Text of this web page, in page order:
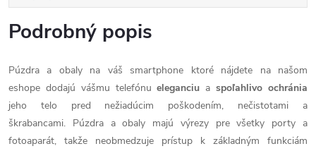
Podrobný popis
Púzdra a obaly na váš smartphone ktoré nájdete na našom
eshope dodajú vášmu telefónueleganciu aspoľahlivo ochránia
jeho telo pred nežiadúcim poškodením, nečistotami a
škrabancami. Púzdra a obaly majú výrezy pre všetky porty a
fotoaparát, takže neobmedzuje prístup k základným funkciám